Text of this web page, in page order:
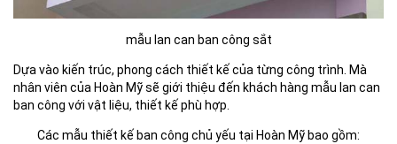
mẫu lan can ban công sắt
Dựa vào kiến trúc, phong cách thiết kế của từng công trình. Mà
nhân viên của Hoàn Mỹ sẽ giới thiệu đến khách hàng mẫu lan can
ban công với vật liệu, thiết kế phù hợp.
Các mẫu thiết kế ban công chủ yếu tại Hoàn Mỹ bao gồm: